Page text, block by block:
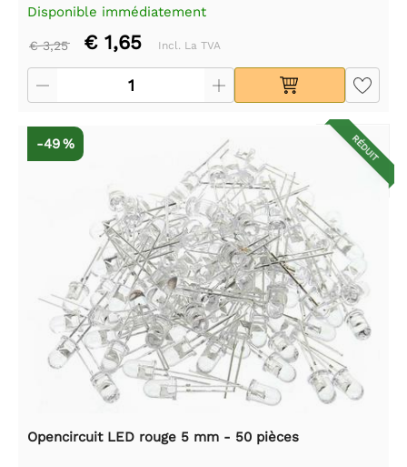
Disponible immédiatement
€ 3,25 € 1,65 Incl. La TVA
RÉDUIT
-49 %
Opencircuit LED rouge 5 mm - 50 pièces